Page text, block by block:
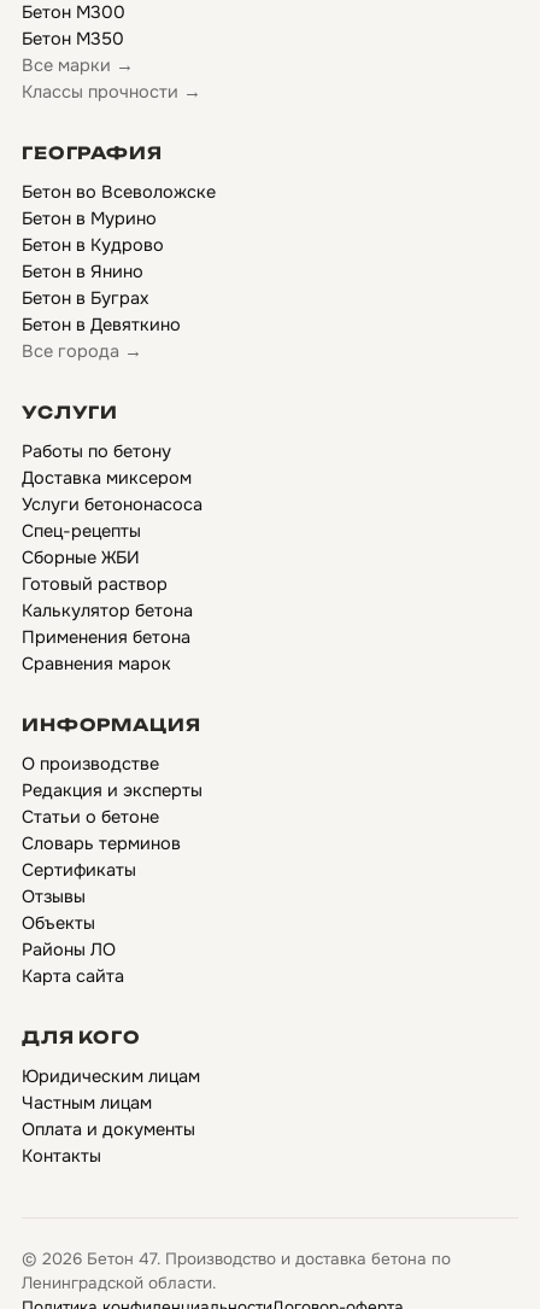
Бетон М300
Бетон М350
Все марки →
Классы прочности →
ГЕОГРАФИЯ
Бетон во Всеволожске
Бетон в Мурино
Бетон в Кудрово
Бетон в Янино
Бетон в Буграх
Бетон в Девяткино
Все города →
УСЛУГИ
Работы по бетону
Доставка миксером
Услуги бетононасоса
Спец-рецепты
Сборные ЖБИ
Готовый раствор
Калькулятор бетона
Применения бетона
Сравнения марок
ИНФОРМАЦИЯ
О производстве
Редакция и эксперты
Статьи о бетоне
Словарь терминов
Сертификаты
Отзывы
Объекты
Районы ЛО
Карта сайта
ДЛЯ КОГО
Юридическим лицам
Частным лицам
Оплата и документы
Контакты
© 2026 Бетон 47. Производство и доставка бетона по
Ленинградской области.